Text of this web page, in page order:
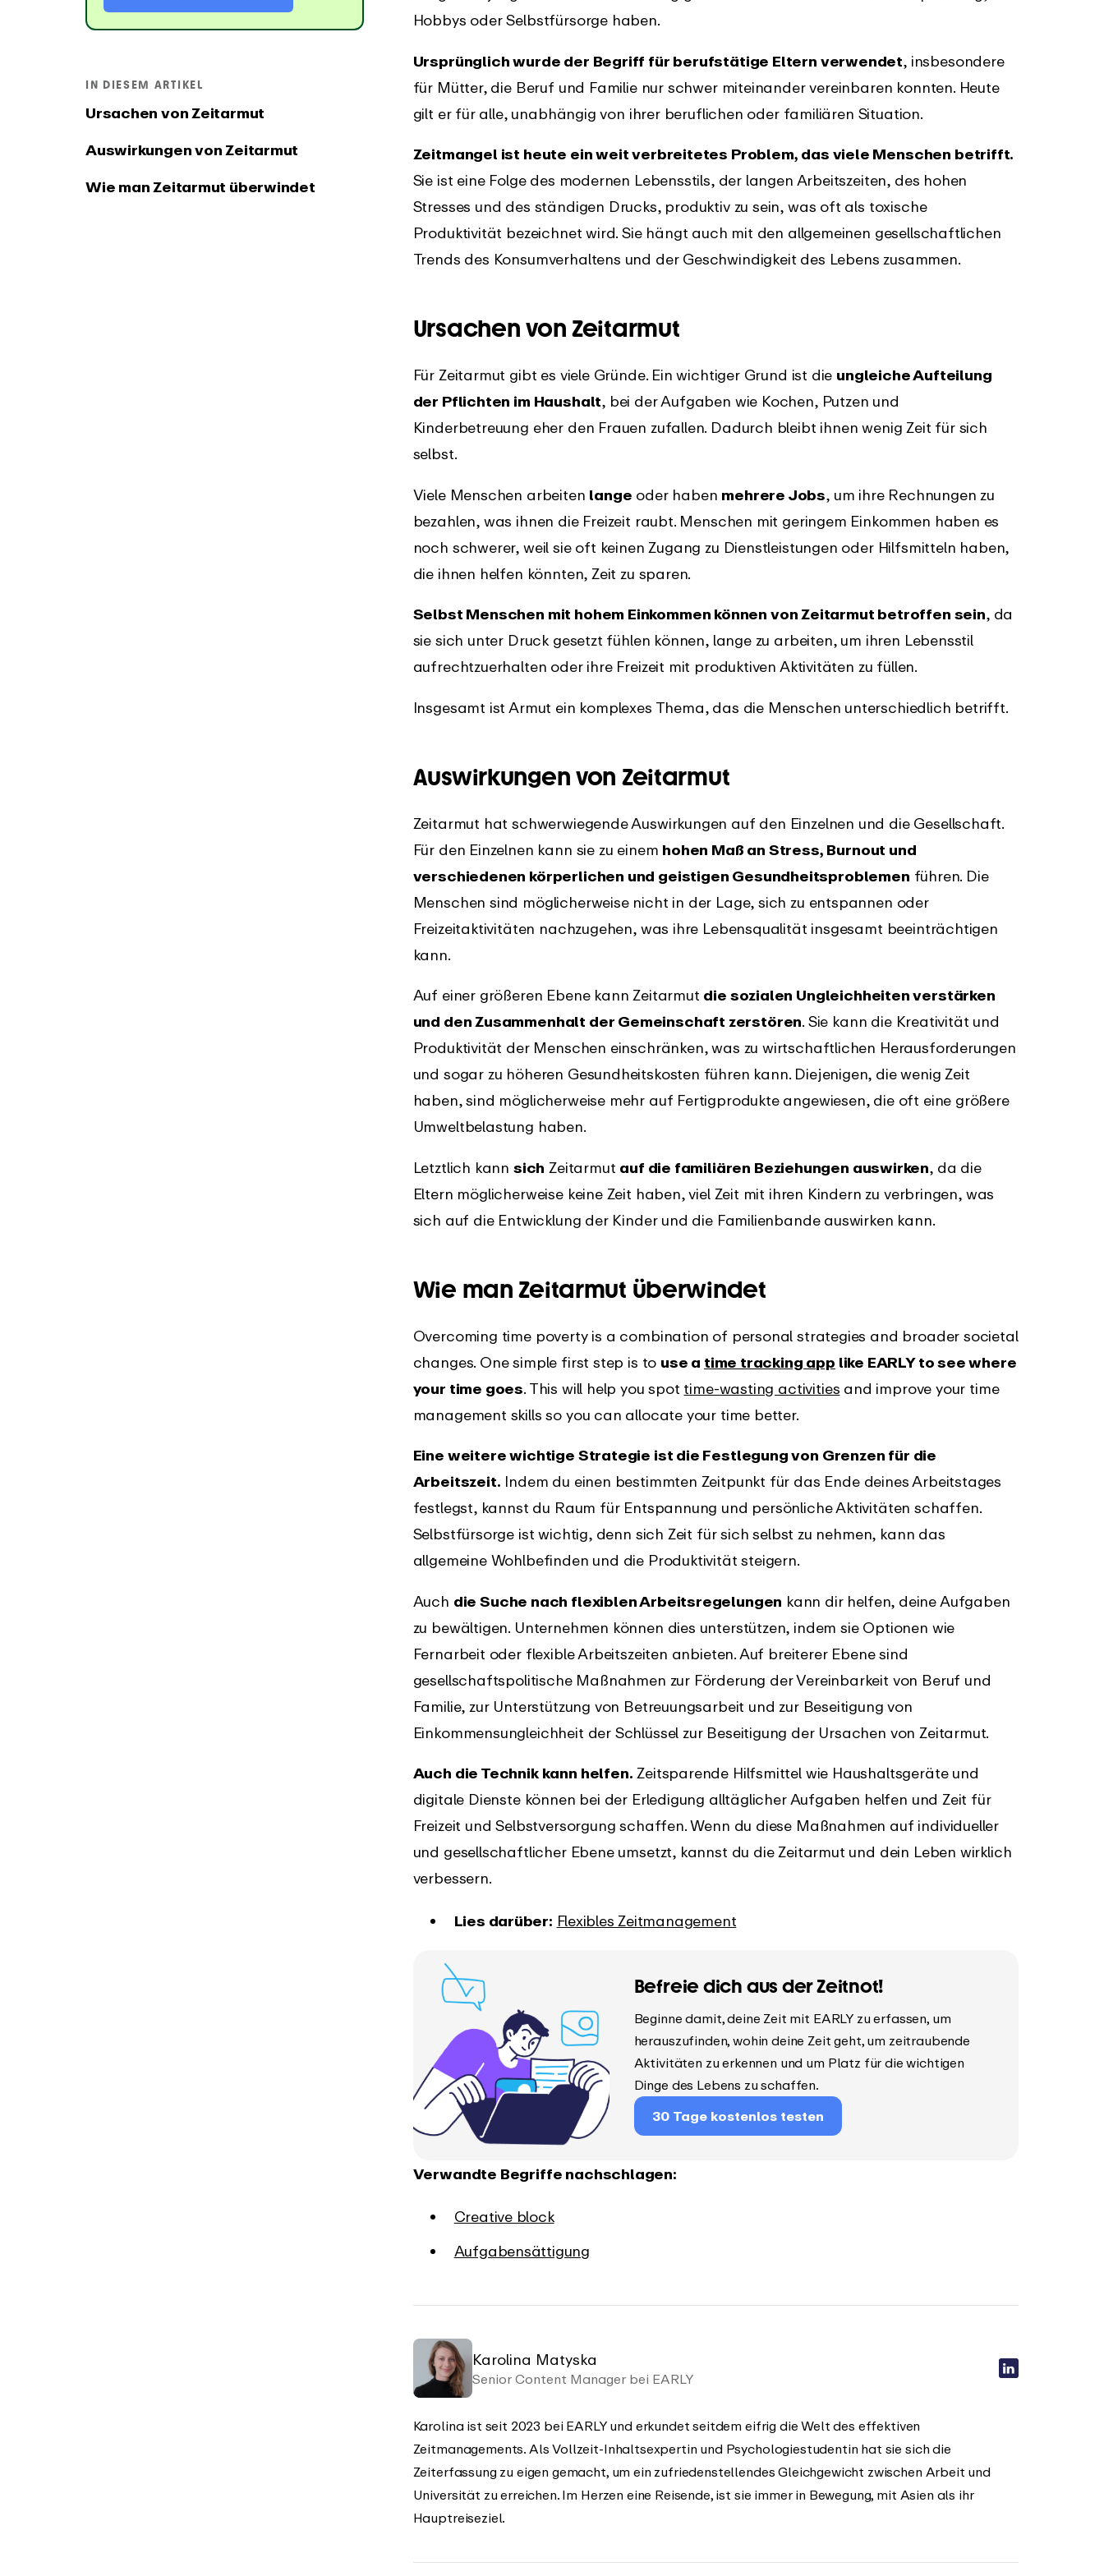
PRODUKT
bevorzugten Tools
Sieh dir an, was es Neues in
der EARLY-App gibt.
Erhalte sofortige Unterstützung
mit unseren umfassenden
Anleitungen
IN DIESEM ARTIKEL
Ursachen von Zeitarmut
Auswirkungen von Zeitarmut
Wie man Zeitarmut überwindet
Hobbys oder Selbstfürsorge haben.
Ursprünglich wurde der Begriff für berufstätige Eltern verwendet, insbesondere
für Mütter, die Beruf und Familie nur schwer miteinander vereinbaren konnten. Heute
gilt er für alle, unabhängig von ihrer beruflichen oder familiären Situation.
Zeitmangel ist heute ein weit verbreitetes Problem, das viele Menschen betrifft.
Sie ist eine Folge des modernen Lebensstils, der langen Arbeitszeiten, des hohen
Stresses und des ständigen Drucks, produktiv zu sein, was oft als toxische
Produktivität bezeichnet wird. Sie hängt auch mit den allgemeinen gesellschaftlichen
Trends des Konsumverhaltens und der Geschwindigkeit des Lebens zusammen.
Ursachen von Zeitarmut
Für Zeitarmut gibt es viele Gründe. Ein wichtiger Grund ist die ungleiche Aufteilung
der Pflichten im Haushalt, bei der Aufgaben wie Kochen, Putzen und
Kinderbetreuung eher den Frauen zufallen. Dadurch bleibt ihnen wenig Zeit für sich
selbst.
Viele Menschen arbeiten lange oder haben mehrere Jobs, um ihre Rechnungen zu
bezahlen, was ihnen die Freizeit raubt. Menschen mit geringem Einkommen haben es
noch schwerer, weil sie oft keinen Zugang zu Dienstleistungen oder Hilfsmitteln haben,
die ihnen helfen könnten, Zeit zu sparen.
Selbst Menschen mit hohem Einkommen können von Zeitarmut betroffen sein, da
sie sich unter Druck gesetzt fühlen können, lange zu arbeiten, um ihren Lebensstil
aufrechtzuerhalten oder ihre Freizeit mit produktiven Aktivitäten zu füllen.
Insgesamt ist Armut ein komplexes Thema, das die Menschen unterschiedlich betrifft.
Auswirkungen von Zeitarmut
Zeitarmut hat schwerwiegende Auswirkungen auf den Einzelnen und die Gesellschaft.
Für den Einzelnen kann sie zu einem hohen Maß an Stress, Burnout und
verschiedenen körperlichen und geistigen Gesundheitsproblemen führen. Die
Menschen sind möglicherweise nicht in der Lage, sich zu entspannen oder
Freizeitaktivitäten nachzugehen, was ihre Lebensqualität insgesamt beeinträchtigen
kann.
Auf einer größeren Ebene kann Zeitarmut die sozialen Ungleichheiten verstärken
und den Zusammenhalt der Gemeinschaft zerstören. Sie kann die Kreativität und
Produktivität der Menschen einschränken, was zu wirtschaftlichen Herausforderungen
und sogar zu höheren Gesundheitskosten führen kann. Diejenigen, die wenig Zeit
haben, sind möglicherweise mehr auf Fertigprodukte angewiesen, die oft eine größere
Umweltbelastung haben.
Letztlich kann sich Zeitarmut auf die familiären Beziehungen auswirken, da die
Eltern möglicherweise keine Zeit haben, viel Zeit mit ihren Kindern zu verbringen, was
sich auf die Entwicklung der Kinder und die Familienbande auswirken kann.
Wie man Zeitarmut überwindet
Overcoming time poverty is a combination of personal strategies and broader societal
changes. One simple first step is to use a time tracking app like EARLY to see where
your time goes. This will help you spot time-wasting activities and improve your time
management skills so you can allocate your time better.
Eine weitere wichtige Strategie ist die Festlegung von Grenzen für die
Arbeitszeit. Indem du einen bestimmten Zeitpunkt für das Ende deines Arbeitstages
festlegst, kannst du Raum für Entspannung und persönliche Aktivitäten schaffen.
Selbstfürsorge ist wichtig, denn sich Zeit für sich selbst zu nehmen, kann das
allgemeine Wohlbefinden und die Produktivität steigern.
Auch die Suche nach flexiblen Arbeitsregelungen kann dir helfen, deine Aufgaben
zu bewältigen. Unternehmen können dies unterstützen, indem sie Optionen wie
Fernarbeit oder flexible Arbeitszeiten anbieten. Auf breiterer Ebene sind
gesellschaftspolitische Maßnahmen zur Förderung der Vereinbarkeit von Beruf und
Familie, zur Unterstützung von Betreuungsarbeit und zur Beseitigung von
Einkommensungleichheit der Schlüssel zur Beseitigung der Ursachen von Zeitarmut.
Auch die Technik kann helfen. Zeitsparende Hilfsmittel wie Haushaltsgeräte und
digitale Dienste können bei der Erledigung alltäglicher Aufgaben helfen und Zeit für
Freizeit und Selbstversorgung schaffen. Wenn du diese Maßnahmen auf individueller
und gesellschaftlicher Ebene umsetzt, kannst du die Zeitarmut und dein Leben wirklich
verbessern.
Lies darüber: Flexibles Zeitmanagement
Befreie dich aus der Zeitnot!
Beginne damit, deine Zeit mit EARLY zu erfassen, um
herauszufinden, wohin deine Zeit geht, um zeitraubende
Aktivitäten zu erkennen und um Platz für die wichtigen
Dinge des Lebens zu schaffen.
30 Tage kostenlos testen
Verwandte Begriffe nachschlagen:
Creative block
Aufgabensättigung
Karolina Matyska
Senior Content Manager bei EARLY
Karolina ist seit 2023 bei EARLY und erkundet seitdem eifrig die Welt des effektiven
Zeitmanagements. Als Vollzeit-Inhaltsexpertin und Psychologiestudentin hat sie sich die
Zeiterfassung zu eigen gemacht, um ein zufriedenstellendes Gleichgewicht zwischen Arbeit und
Universität zu erreichen. Im Herzen eine Reisende, ist sie immer in Bewegung, mit Asien als ihr
Hauptreiseziel.